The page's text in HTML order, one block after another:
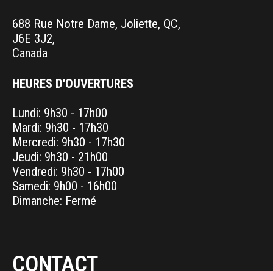
688 Rue Notre Dame, Joliette, QC,
J6E 3J2,
Canada
HEURES D'OUVERTURES
Lundi: 9h30 - 17h00
Mardi: 9h30 - 17h30
Mercredi: 9h30 - 17h30
Jeudi: 9h30 - 21h00
Vendredi: 9h30 - 17h00
Samedi: 9h00 - 16h00
Dimanche: Fermé
CONTACT